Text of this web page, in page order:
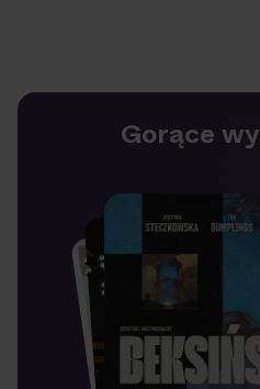
Gorące